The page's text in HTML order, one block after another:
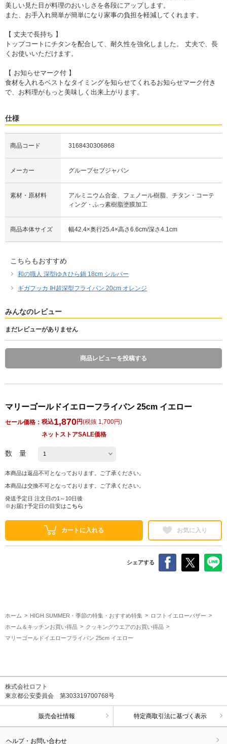
美しい見た目が料理のおいしさを各段にアップします。
また、お手入れ簡単が簡単になり家事の負担を軽減してくれます。
【 丈夫で長持ち 】
トップコートにチタンを配合して、耐久性を強化しました。 丈夫で、長
くお使いいただけます。
【 お知らせマーク付 】
食材を入れるベストなタイミングを知らせてくれるお知らせマーク付き
で、お料理がもっと美味しく出来上がります。
仕様
商品コード 3168430306868
メーカー グループセブジャパン
素材・原材料
アルミニウム合金、フェノール樹脂、チタン・コーテ
ィング・ふっ素樹脂塗膜加工
商品本体サイズ 幅42.4×奥行25.4×高さ6.6cm/深さ4.1cm
こちらもおすすめ
和の職人 深型ゆきひら鍋 18cm シルバー
ギガフッカ IH超深型フライパン 20cm オレンジ
みんなのレビュー
まだレビューがありません
商品レビューを投稿する
マリーゴールドイエローフライパン 25cm イエロー
セール価格： 税込1,870円(税抜 1,700円)
ネットストアSALE価格
数 量
本商品は返品不可となっております。ご了承ください。
本商品は交換不可となっております。ご了承ください。
発送予定日 注文日の1～10日後
※お届け予定日の目安は こちら
カートに入れる お気に入り
シェアする
ホーム HIGH SUMMER・季節の特集・おすすめ特集
ロフトイエローバザー
ホーム＆キッチンお買い得品
クッキングウエアのお買い得品
マリーゴールドイエローフライパン 25cm イエロー
株式会社ロフト
東京都公安委員会 第303319700768号
販売会社情報 特定商取引法に基づく表示
ヘルプ・お問い合わせ